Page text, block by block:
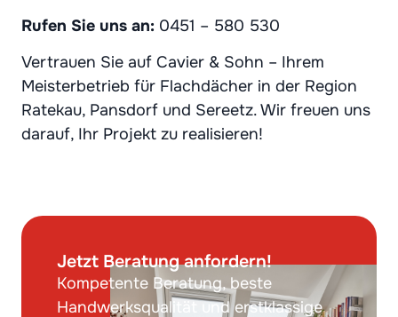
Rufen Sie uns an: 0451 – 580 530
Vertrauen Sie auf Cavier & Sohn – Ihrem
Meisterbetrieb für Flachdächer in der Region
Ratekau, Pansdorf und Sereetz. Wir freuen uns
darauf, Ihr Projekt zu realisieren!
Jetzt Beratung anfordern!
Kompetente Beratung, beste
Handwerksqualität und erstklassige